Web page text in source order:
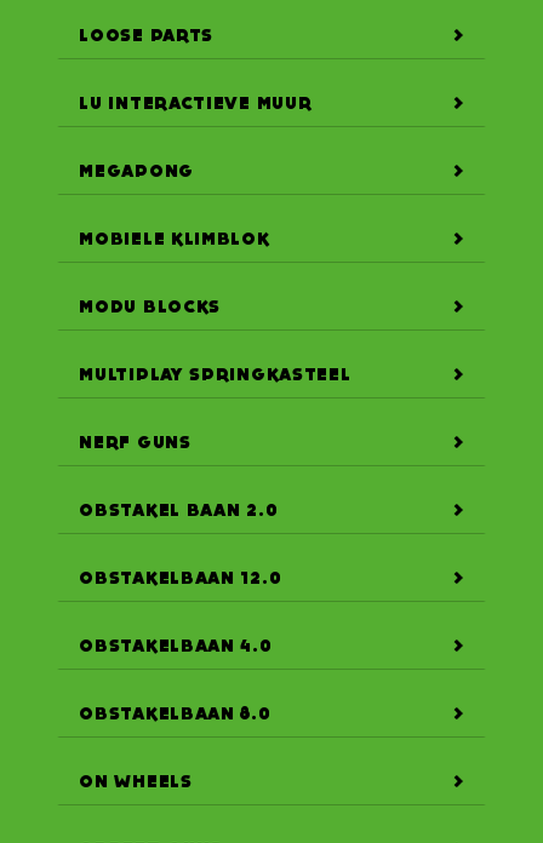
LOOSE PARTS
LU INTERACTIEVE MUUR
MEGAPONG
MOBIELE KLIMBLOK
MODU BLOCKS
MULTIPLAY SPRINGKASTEEL
NERF GUNS
OBSTAKEL BAAN 2.0
OBSTAKELBAAN 12.0
OBSTAKELBAAN 4.0
OBSTAKELBAAN 8.0
ON WHEELS